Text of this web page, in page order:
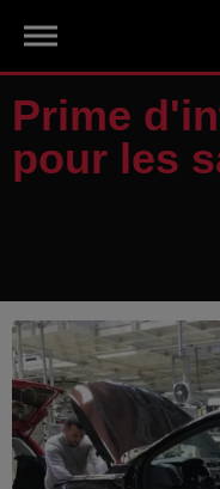
Prime
pour les